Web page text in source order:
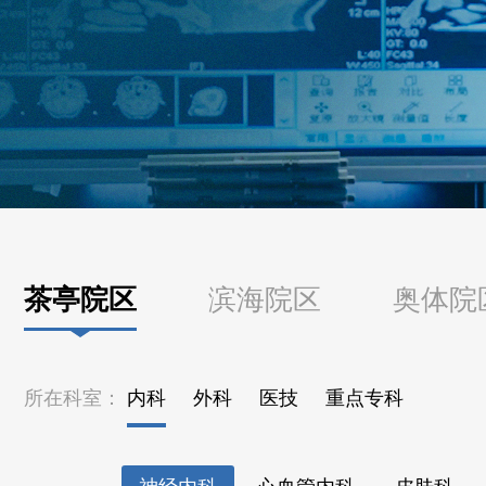
茶亭院区 滨海院区 奥体院
所在科室： 内科 外科 医技 重点专科